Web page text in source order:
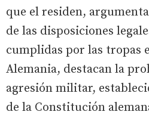
que el residen,
de las disposiciones
cumplidas por las tropas
Alemania, destacan la
agresión militar,
de la Constitución